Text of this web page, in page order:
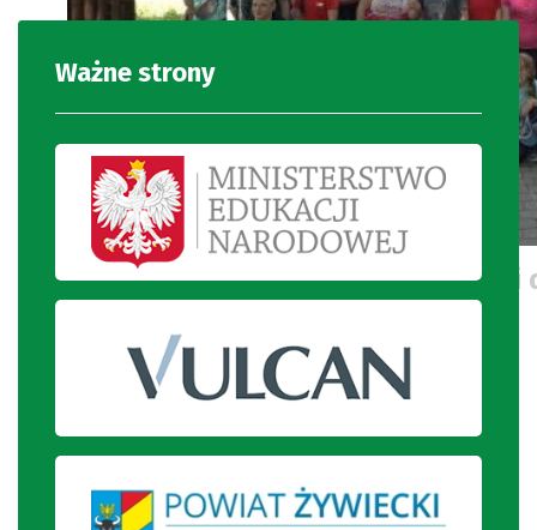
Uczestnicy dwudniowej wycieczki
Ważne strony